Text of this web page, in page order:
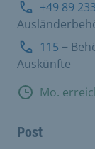
+49 89
115 −
Auskünfte
Post